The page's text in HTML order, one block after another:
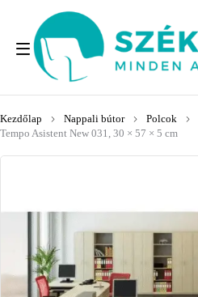
Kezdőlap Nappali bútor Polcok
Tempo Asistent New 031, 30 × 57 × 5 cm